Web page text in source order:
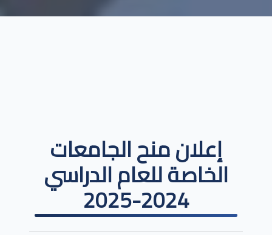
إعلان منح الجامعات
الخاصة للعام الدراسي
2024-2025